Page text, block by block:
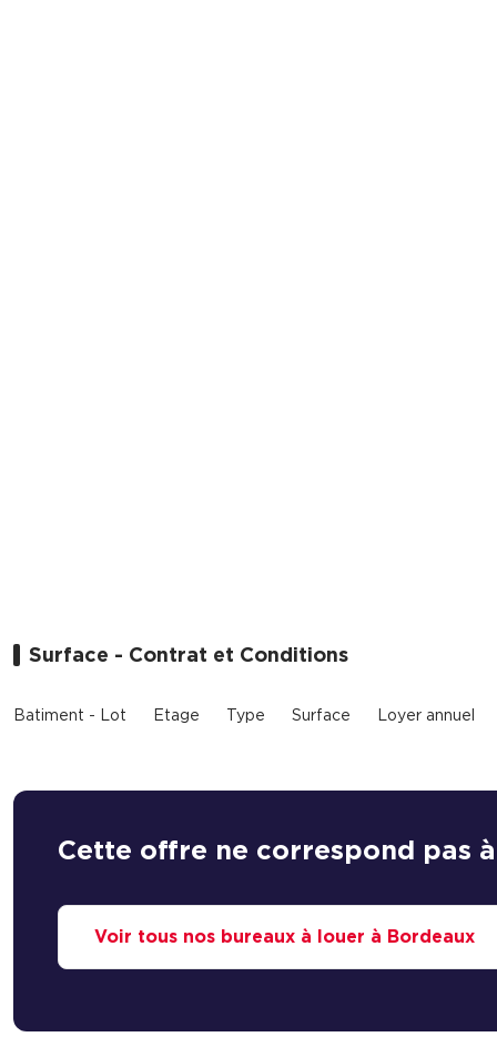
Surface - Contrat et Conditions
Batiment - Lot Etage Type Surface Loyer annuel
Cette offre ne correspond pas
Voir tous nos bureaux à louer à Bordeaux